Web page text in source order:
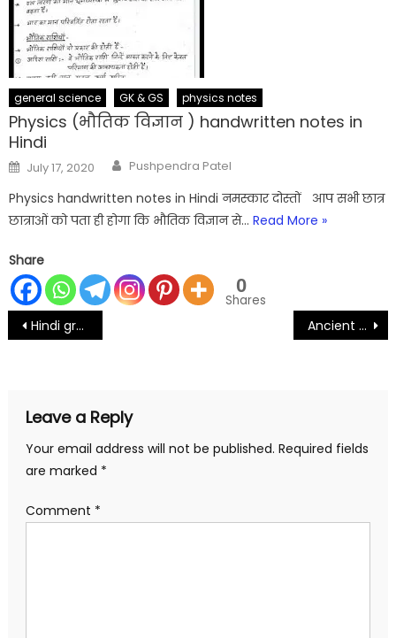
general science GK & GS physics notes
Physics (भौतिक विज्ञान ) handwritten notes in
Hindi
Posted
on
July 17, 2020 Author
Pushpendra Patel
Physics handwritten notes in Hindi नमस्कार दोस्तों आप सभी छात्र
छात्राओं को पता ही होगा कि भौतिक विज्ञान से…Read More »
Share
0
Shares
Post
Hindi grammar handwritten notes pdf Download Ancient history handwritten notes for UPSC
Leave a Reply
Your email address will not be published. Required fields
are marked *
Comment *